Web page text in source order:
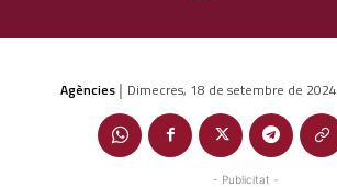
Agències | Dimecres, 18 de setembre de 2024
- Publicitat -